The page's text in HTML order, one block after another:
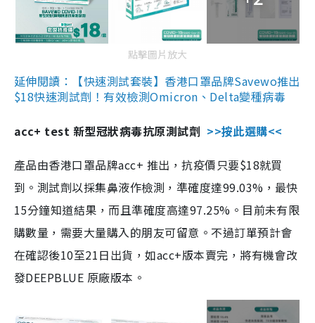
點擊圖片放大
延伸閱讀：【快速測試套裝】香港口罩品牌Savewo推出
$18快速測試劑！有效檢測Omicron、Delta變種病毒
acc+ test 新型冠狀病毒抗原測試劑 >>按此選購<<
產品由香港口罩品牌acc+ 推出，抗疫價只要$18就買
到。測試劑以採集鼻液作檢測，準確度達99.03%，最快
15分鐘知道結果，而且準確度高達97.25%。目前未有限
購數量，需要大量購入的朋友可留意。不過訂單預計會
在確認後10至21日出貨，如acc+版本賣完，將有機會改
發DEEPBLUE 原廠版本。